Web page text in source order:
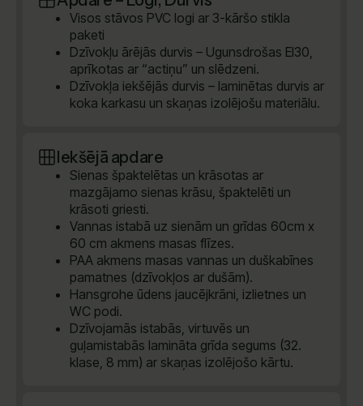
Visos stāvos PVC logi ar 3-kāršo stikla
paketi
Dzīvokļu ārējās durvis – Ugunsdrošas EI30,
aprīkotas ar “actiņu” un slēdzeni.
Dzīvokļa iekšējās durvis – laminētas durvis ar
koka karkasu un skaņas izolējošu materiālu.
Iekšējā apdare
Sienas špaktelētas un krāsotas ar
mazgājamo sienas krāsu, špaktelēti un
krāsoti griesti.
Vannas istabā uz sienām un grīdas 60cm x
60 cm akmens masas flīzes.
PAA akmens masas vannas un duškabīnes
pamatnes (dzīvokļos ar dušām).
Hansgrohe ūdens jaucējkrāni, izlietnes un
WC podi.
Dzīvojamās istabās, virtuvēs un
guļamistabās lamināta grīda segums (32.
klase, 8 mm) ar skaņas izolējošo kārtu.